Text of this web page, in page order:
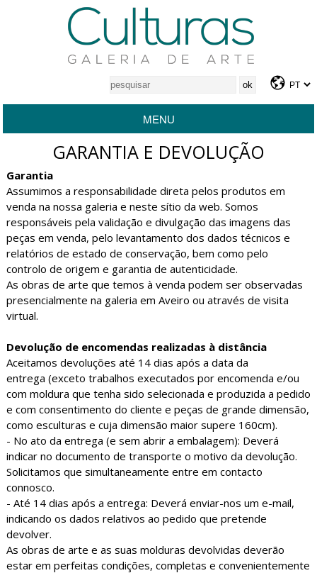
MENU
GARANTIA E DEVOLUÇÃO
Garantia
Assumimos a responsabilidade direta pelos produtos em
venda na nossa galeria e neste sítio da web. Somos
responsáveis pela validação e divulgação das imagens das
peças em venda, pelo levantamento dos dados técnicos e
relatórios de estado de conservação, bem como pelo
controlo de origem e garantia de autenticidade.
As obras de arte que temos à venda podem ser observadas
presencialmente na galeria em Aveiro ou através de visita
virtual.
Devolução de encomendas realizadas à distância
Aceitamos devoluções até 14 dias após a data da
entrega (exceto trabalhos executados por encomenda e/ou
com moldura que tenha sido selecionada e produzida a pedido
e com consentimento do cliente e peças de grande dimensão,
como esculturas e cuja dimensão maior supere 160cm).
- No ato da entrega (e sem abrir a embalagem): Deverá
indicar no documento de transporte o motivo da devolução.
Solicitamos que simultaneamente entre em contacto
connosco.
- Até 14 dias após a entrega: Deverá enviar-nos um e-mail,
indicando os dados relativos ao pedido que pretende
devolver.
As obras de arte e as suas molduras devolvidas deverão
estar em perfeitas condições, completas e convenientemente